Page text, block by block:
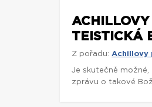
TEISTICKÁ
Z pořadu: Achillovy
Je skutečně
zprávu o takové